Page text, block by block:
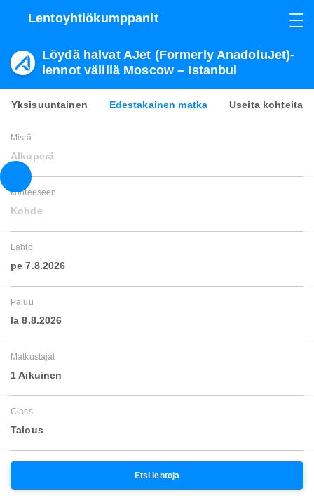
Lentoyhtiökumppanit
Löydä halvat AJet (Formerly AnadoluJet)-
lennot välillä Moscow – Istanbul
Yksisuuntainen Edestakainen matka Useita kohteita
Mistä
Alkuperä
kohteeseen
Kohde
Lähtö
pe 7.8.2026
Paluu
la 8.8.2026
Matkustajat
1 Aikuinen
Class
Talous
Etsi lentoja